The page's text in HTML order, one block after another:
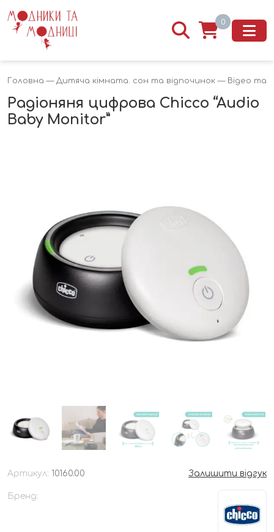
0
Головна — Дитяча кімната. сон та відпочинок — Відео та
Радіоняня цифрова Chicco “Audio
Baby Monitor”
Артикул: 10160.00 Залишити відгук
Бренд: